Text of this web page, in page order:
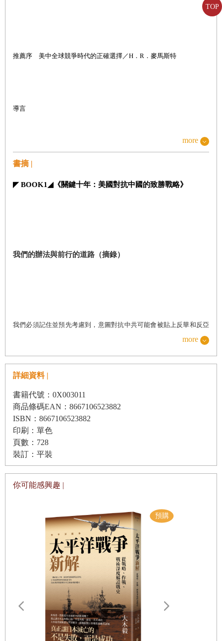
TOP
推薦序 美中全球競爭時代的正確選擇／H ． R ．麥馬斯特
導言
經濟競技場
勝利支柱二：重建美國
小結
全球棋盤：聯盟體系和新興世界
勝利支柱一：美國聯盟體系vs.中國反西方聯盟
more
書摘 |
◤BOOK1 ◢ 《關鍵十年：美國對抗中國的致勝戰略》
我們的辦法與前行的道路 （摘錄）
我們必須記住並預先考慮到，意圖對抗中共可能會被貼上反華和反亞
洲的標籤。但事實並非如此。首先，我們必須記住，美國對中共和中
華人民共和國的戰略，絕不能被誤解為反亞裔美國人的情緒。其次，
我們必須理解，美國的戰略和治國之道在我們有生之年，主要舞臺是
我們最核心的原則和理想。與亞洲民主國家的團結合作，是美國本質
的重要組成部分。我們在亞洲的地位是捍衛者，並非侵略者，這點與
北京的立場正好相反。我們徵得了日本、南韓、印度、菲律賓等亞洲
國家的同意，共同進行這樣的防禦工作。中國曾經是我們的盟友，在
壓香港的前線上舉著美國旗幟的人，以及目前站在臺灣前線、處於中
共最強烈軍事野心陰影下的人，他們讓我們看到中國過去、現在、甚
至未來的不同面貌，我們與這個極權政權競爭的過程中，必須記住並
支持這些站在前線的人。
我們可以理解，透過貿易和商業將中共的威權 極權政權帶入現代世
界的實驗，並不能影響這個國家朝向我們的方式、制度或理想發展，
即使這些價值觀是世界各地許多國家和人民所認同的。在海峽對岸的
more
詳細資料 |
書籍代號：0X003011
商品條碼EAN：8667106523882
ISBN：8667106523882
印刷：單色
頁數：728
裝訂：平裝
你可能感興趣 |